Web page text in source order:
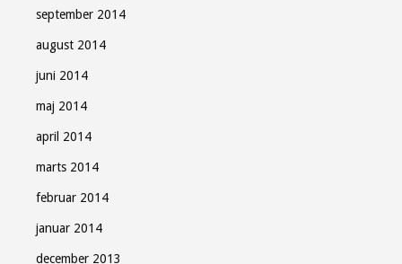
september 2014
august 2014
juni 2014
maj 2014
april 2014
marts 2014
februar 2014
januar 2014
december 2013